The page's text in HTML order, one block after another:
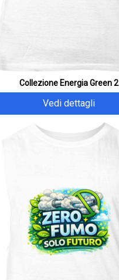
Collezione Energia Green 2
Vedi dettagli